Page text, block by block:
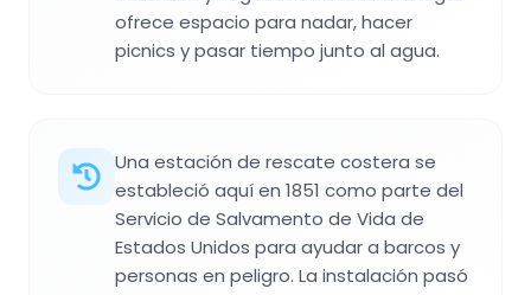
ofrece espacio para nadar, hacer
picnics y pasar tiempo junto al agua.
Una estación de rescate costera se
estableció aquí en 1851 como parte del
Servicio de Salvamento de Vida de
Estados Unidos para ayudar a barcos y
personas en peligro. La instalación pasó